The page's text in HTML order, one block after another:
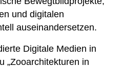
und digitalen
auseinandersetzen.
Digitale Medien in
„Zooarchitekturen in